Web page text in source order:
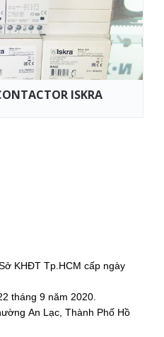
ISKRA
KHĐT Tp.HCM cấp ngày
tháng 9 năm 2020.
An Lạc, Thành Phố Hồ